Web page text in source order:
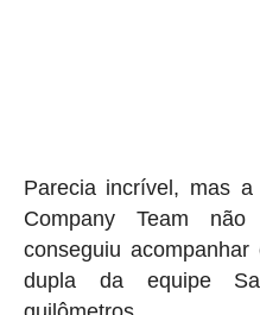
Parecia incrível, mas a
Company Team
conseguiu
dupla da equipe